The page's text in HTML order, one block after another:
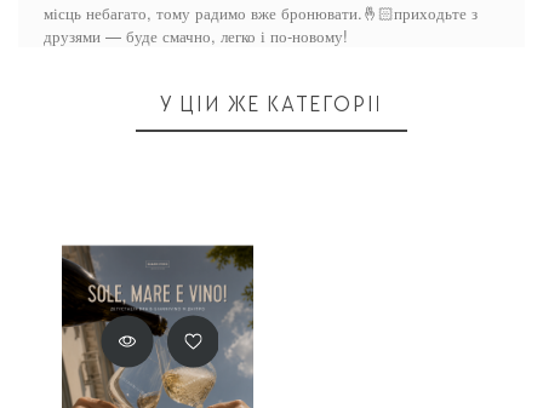
місць небагато, тому радимо вже бронювати.🤞🏻приходьте з
друзями — буде смачно, легко і по-новому!
У ЦІЙ ЖЕ КАТЕГОРІЇ